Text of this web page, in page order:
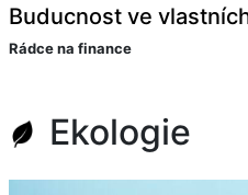
Buducnost ve
Rádce na finance
Ekologie